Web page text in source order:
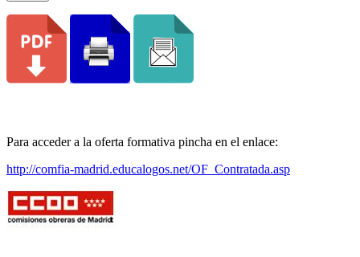
Para acceder a la oferta formativa pincha en el enlace:
http://comfia-madrid.educalogos.net/OF_Contratada.asp